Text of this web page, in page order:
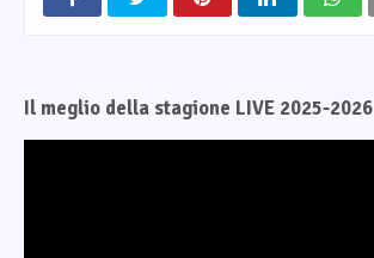
Il meglio della stagione LIVE 2025-2026